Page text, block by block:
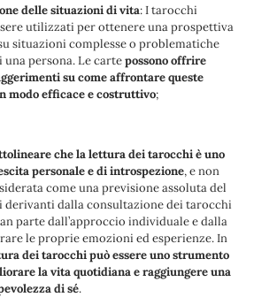
delle situazioni di vita: I tarocchi
utilizzati per ottenere una prospettiva
situazioni complesse o problematiche
una persona. Le cartepossono offrire
su come affrontare queste
modo efficace e costruttivo;
che la lettura dei tarocchi è uno
personale e di introspezione, e non
come una previsione assoluta del
derivanti dalla consultazione dei tarocchi
parte dall’approccio individuale e dalla
le proprie emozioni ed esperienze. In
dei tarocchi può essere uno strumento
la vita quotidiana e raggiungere una
di sé.